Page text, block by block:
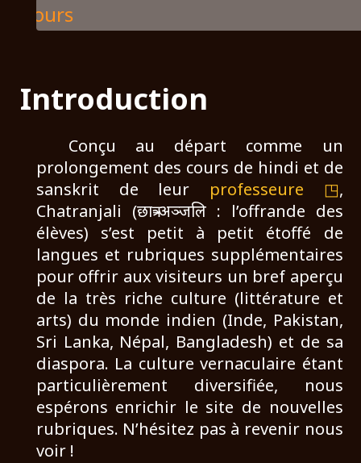
Introduction
Conçu au départ comme un
prolongement des cours de hindi et de
sanskrit de leur professeure
,
Chatranjali (छात्र-अञ्जलि : l’offrande des
élèves) s’est petit à petit étoffé de
langues et rubriques supplémentaires
pour offrir aux visiteurs un bref aperçu
de la très riche culture (littérature et
arts) du monde indien (Inde, Pakistan,
Sri Lanka, Népal, Bangladesh) et de sa
diaspora. La culture vernaculaire étant
particulièrement diversifiée, nous
espérons enrichir le site de nouvelles
rubriques. N’hésitez pas à revenir nous
voir !